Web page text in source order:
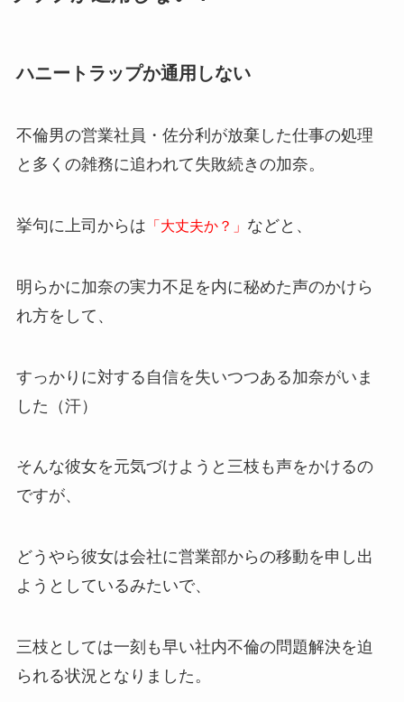
ハニートラップか通用しない
不倫男の営業社員・佐分利が放棄した仕事の処理
と多くの雑務に追われて失敗続きの加奈。
挙句に上司からは 「大丈夫か？」 などと、
明らかに加奈の実力不足を内に秘めた声のかけら
れ方をして、
すっかりに対する自信を失いつつある加奈がいま
した（汗）
そんな彼女を元気づけようと三枝も声をかけるの
ですが、
どうやら彼女は会社に営業部からの移動を申し出
ようとしているみたいで、
三枝としては一刻も早い社内不倫の問題解決を迫
られる状況となりました。